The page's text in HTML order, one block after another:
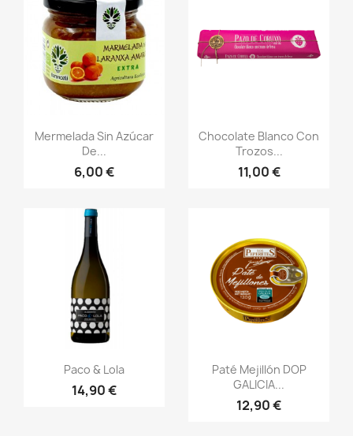
Vista rápida
Mermelada Sin Azúcar
De...
6,00 €
Vista rápida
Chocolate Blanco Con
Trozos...
11,00 €
Vista rápida
Paco & Lola
14,90 €
Vista rápida
Paté Mejillón DOP
GALICIA...
12,90 €